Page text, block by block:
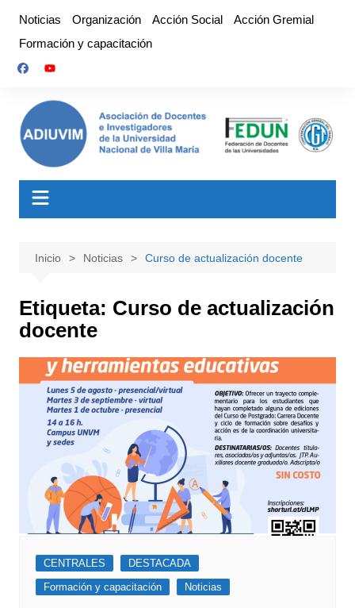
contenido
Noticias Organización Acción Social
Acción Gremial
Formación y capacitación
Inicio Noticias Curso de actualización docente
Etiqueta: Curso de actualización
docente
CENTRALES
DESTACADA
Formación y capacitación
Noticias